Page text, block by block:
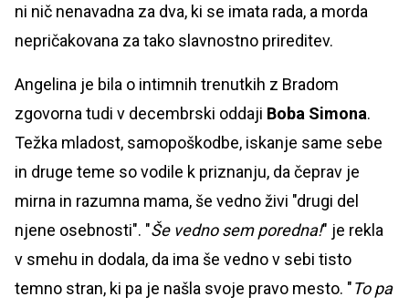
ni nič nenavadna za dva, ki se imata rada, a morda
nepričakovana za tako slavnostno prireditev.
Angelina je bila o intimnih trenutkih z Bradom
zgovorna tudi v decembrski oddaji Boba Simona.
Težka mladost, samopoškodbe, iskanje same sebe
in druge teme so vodile k priznanju, da čeprav je
mirna in razumna mama, še vedno živi "drugi del
njene osebnosti". "Še vedno sem poredna!" je rekla
v smehu in dodala, da ima še vedno v sebi tisto
temno stran, ki pa je našla svoje pravo mesto. "To pa